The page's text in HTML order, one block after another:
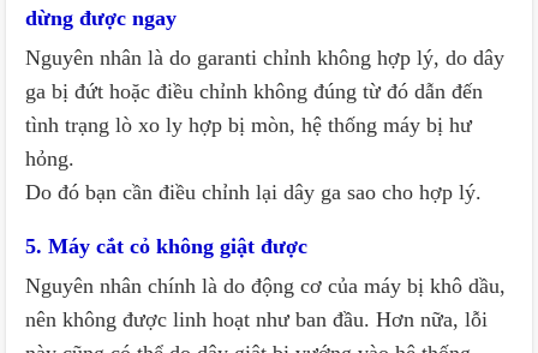
dừng được ngay
Nguyên nhân là do garanti chỉnh không hợp lý, do dây
ga bị đứt hoặc điều chỉnh không đúng từ đó dẫn đến
tình trạng lò xo ly hợp bị mòn, hệ thống máy bị hư
hỏng.
Do đó bạn cần điều chỉnh lại dây ga sao cho hợp lý.
5. Máy cắt cỏ không giật được
Nguyên nhân chính là do động cơ của máy bị khô dầu,
nên không được linh hoạt như ban đầu. Hơn nữa, lỗi